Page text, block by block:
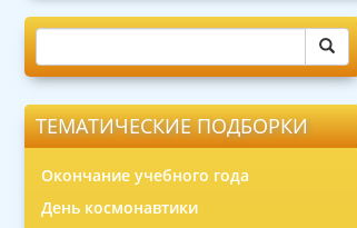
ТЕМАТИЧЕСКИЕ ПОДБОРКИ
Окончание учебного года
День космонавтики